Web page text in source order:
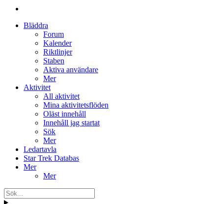
Bläddra
Forum
Kalender
Riktlinjer
Staben
Aktiva användare
Mer
Aktivitet
All aktivitet
Mina aktivitetsflöden
Oläst innehåll
Innehåll jag startat
Sök
Mer
Ledartavla
Star Trek Databas
Mer
Mer